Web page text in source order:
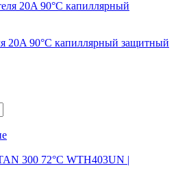
20A 90°C капиллярный защитный